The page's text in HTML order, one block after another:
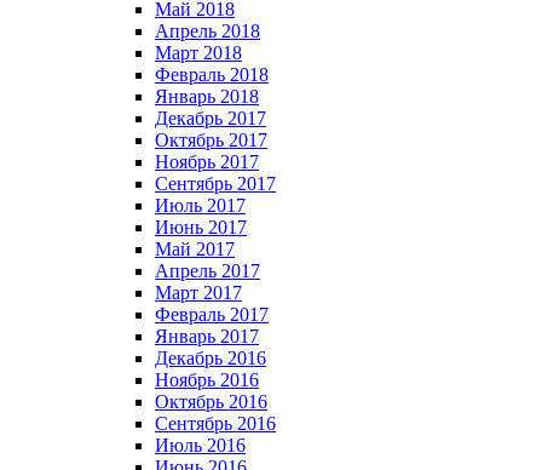
Май 2018
Апрель 2018
Март 2018
Февраль 2018
Январь 2018
Декабрь 2017
Октябрь 2017
Ноябрь 2017
Сентябрь 2017
Июль 2017
Июнь 2017
Май 2017
Апрель 2017
Март 2017
Февраль 2017
Январь 2017
Декабрь 2016
Ноябрь 2016
Октябрь 2016
Сентябрь 2016
Июль 2016